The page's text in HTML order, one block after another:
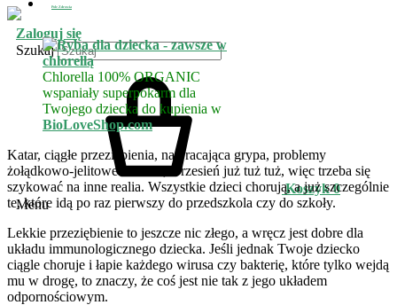
Pole Zdrowia
Zaloguj się
Szukaj
Koszyk 0
Menu
Chlorella 100% ORGANIC
wspaniały superpokarm dla
Twojego dziecka do kupienia w
BioLoveShop.com
Katar, ciągłe przeziębienia, nawracająca grypa, problemy
żołądkowo-jelitowe. No tak, wrzesień już tuż tuż, więc trzeba się
szykować na inne realia. Wszystkie dzieci chorują, a już szczególnie
te, które idą po raz pierwszy do przedszkola czy do szkoły.
Lekkie przeziębienie to jeszcze nic złego, a wręcz jest dobre dla
układu immunologicznego dziecka. Jeśli jednak Twoje dziecko
ciągle choruje i łapie każdego wirusa czy bakterię, które tylko wejdą
mu w drogę, to znaczy, że coś jest nie tak z jego układem
odpornościowym.